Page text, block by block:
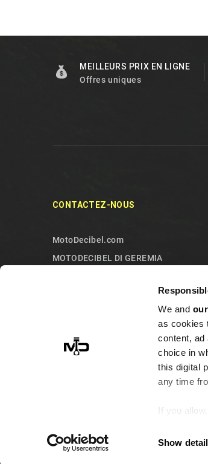
We and
as cookies
content, ad
choice in
this digital
any time
If you
meters
Show
MEILLEURS PRIX EN LIGNE
Offres uniques
CONTACTEZ-NOUS
MotoDecibel.com
MOTODECIBEL DI GEREMIA
Italy
+393513946375 (Whatsapp)
GPR Bmw G 310 Gs 2022/2024 e5
observent ce produit